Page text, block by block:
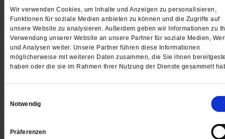
Wir verwenden Cookies, um Inhalte und Anzeigen zu personalisieren,
Funktionen für soziale Medien anbieten zu können und die Zugriffe auf
unsere Website zu analysieren. Außerdem geben wir Informationen zu
Verwendung unserer Website an unsere Partner für soziale Medien,
und Analysen weiter. Unsere Partner führen diese Informationen
möglicherweise mit weiteren Daten zusammen, die Sie ihnen
haben oder die sie im Rahmen Ihrer Nutzung der Dienste gesammelt
Notwendig
Präferenzen
Gottesfragen
Der Schatten unserer Existenz
Leserinnen und Leser. Diesmal geht es um das Böse